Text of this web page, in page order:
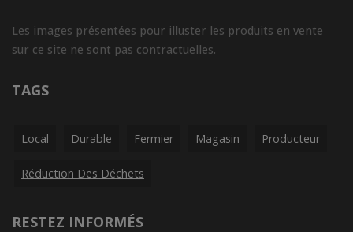
Les images présentées pour illuster les produits en vente
sur ce site ne sont pas contractuelles.
TAGS
Local Durable Fermier Magasin Producteur
Réduction Des Déchets
RESTEZ INFORMÉS